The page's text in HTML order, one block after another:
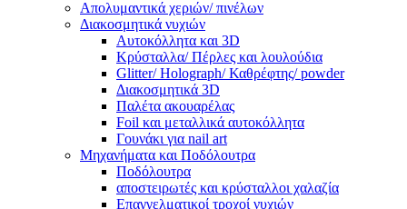
Απολυμαντικά χεριών/ πινέλων
Διακοσμητικά νυχιών
Αυτοκόλλητα και 3D
Κρύσταλλα/ Πέρλες και λουλούδια
Glitter/ Holograph/ Καθρέφτης/ powder
Διακοσμητικά 3D
Παλέτα ακουαρέλας
Foil και μεταλλικά αυτοκόλλητα
Γουνάκι για nail art
Μηχανήματα και Ποδόλουτρα
Ποδόλουτρα
αποστειρωτές και κρύσταλλοι χαλαζία
Επαγγελματικοί τροχοί νυχιών